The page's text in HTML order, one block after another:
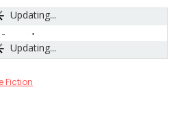
Updating...
Updating...
-
Fiction